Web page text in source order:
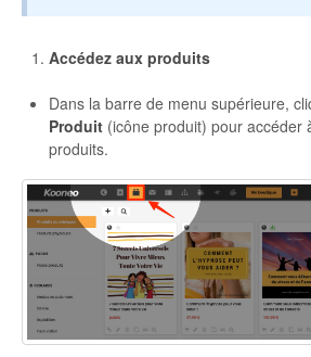
Accédez aux produits
Dans la barre de menu supérieure,
Produit (icône produit) pour accéder
produits.